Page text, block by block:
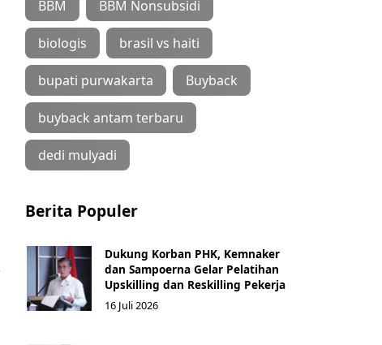
BBM BBM Nonsubsidi
biologis brasil vs haiti
bupati purwakarta Buyback
buyback antam terbaru
dedi mulyadi
Berita Populer
Dukung Korban PHK, Kemnaker
dan Sampoerna Gelar Pelatihan
Upskilling dan Reskilling Pekerja
16 Juli 2026